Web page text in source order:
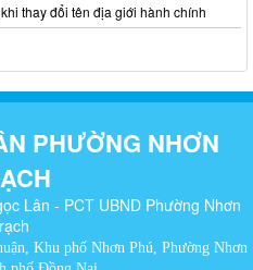
thay đổi tên địa giới hành chính
PHƯỜNG NHƠN
Lân - PCT UBND Phường Nhơn
Khu phố Nhơn Phú, Phường Nhơn